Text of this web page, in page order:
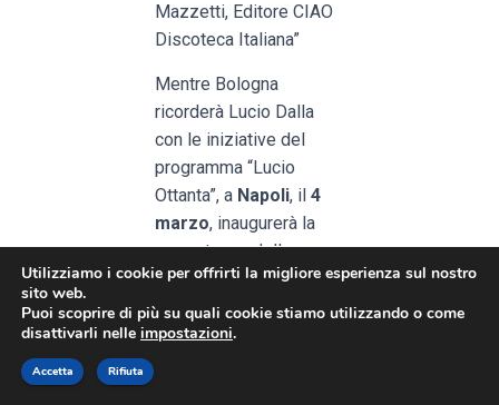
Mazzetti, Editore CIAO
Discoteca Italiana”
Mentre Bologna
ricorderà Lucio Dalla
con le iniziative del
programma “Lucio
Ottanta”, a Napoli, il 4
marzo, inaugurerà la
nuova tappa della
mostra biografica
dedicata all’artista e,
sempre nella ricorrenza
Utilizziamo i cookie per offrirti la migliore esperienza sul nostro
sito web.
Puoi scoprire di più su quali cookie stiamo utilizzando o come
disattivarli nelle impostazioni.
Accetta Rifiuta